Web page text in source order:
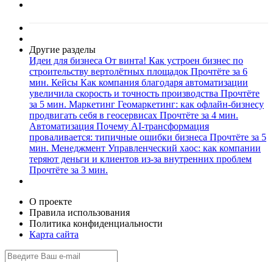
Другие разделы
Идеи для бизнеса От винта! Как устроен бизнес по
строительству вертолётных площадок Прочтёте за 6
мин. Кейсы Как компания благодаря автоматизации
увеличила скорость и точность производства Прочтёте
за 5 мин. Маркетинг Геомаркетинг: как офлайн-бизнесу
продвигать себя в геосервисах Прочтёте за 4 мин.
Автоматизация Почему AI-трансформация
проваливается: типичные ошибки бизнеса Прочтёте за 5
мин. Менеджмент Управленческий хаос: как компании
теряют деньги и клиентов из-за внутренних проблем
Прочтёте за 3 мин.
О проекте
Правила использования
Политика конфиденциальности
Карта сайта